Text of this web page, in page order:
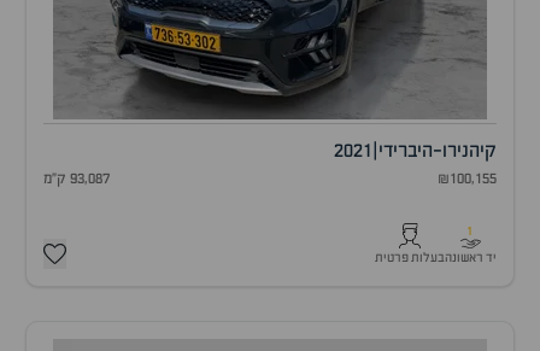
קיהנירו-היברידי 2021
₪100,155 93,087 ק"מ
1
יד ראשונהבעלות פרטית